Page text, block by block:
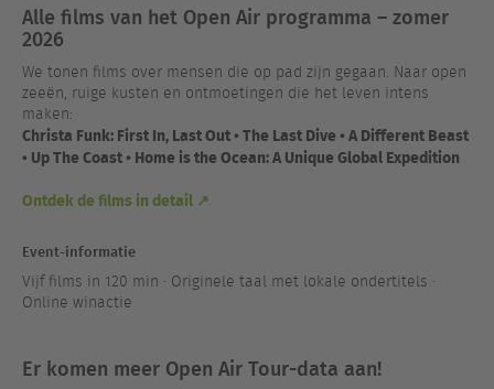
Alle films van het Open Air programma – zomer
2026
We tonen films over mensen die op pad zijn gegaan. Naar open
zeeën, ruige kusten en ontmoetingen die het leven intens
maken:
Christa Funk: First In, Last Out • The Last Dive • A Different Beast
• Up The Coast • Home is the Ocean: A Unique Global Expedition
Ontdek de films in detail ↗
Event-informatie
Vijf films in 120 min · Originele taal met lokale ondertitels ·
Online winactie
Er komen meer Open Air Tour-data aan!